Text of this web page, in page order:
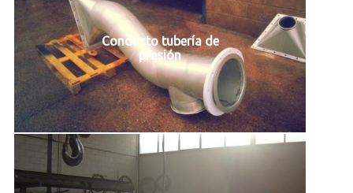
Conducto tubería de
presión